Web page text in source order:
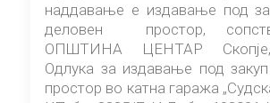
наддавање е издавање под
деловен простор,
ОПШТИНА ЦЕНТАР Скопје,
Одлука за издавање под закуп
простор во катна гаража